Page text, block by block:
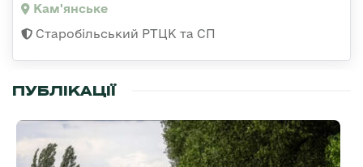
Кам'янське
Старобільський РТЦК та СП
ПУБЛІКАЦІЇ